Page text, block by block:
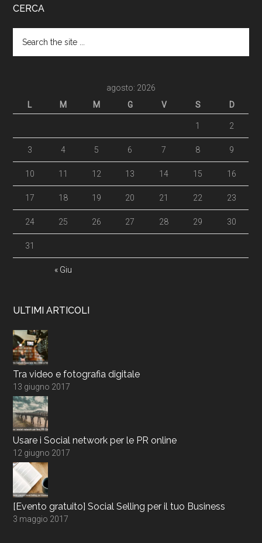
CERCA
agosto: 2026
L
M M G V S D
« Giu
1 2
3 4 5 6 7 8 9
10 11 12 13 14 15 16
17 18 19 20 21 22 23
24 25 26 27 28 29 30
31
ULTIMI ARTICOLI
Tra video e fotografia digitale
13 giugno 2017
Usare i Social network per le PR online
12 giugno 2017
[Evento gratuito] Social Selling per il tuo Business
3 maggio 2017